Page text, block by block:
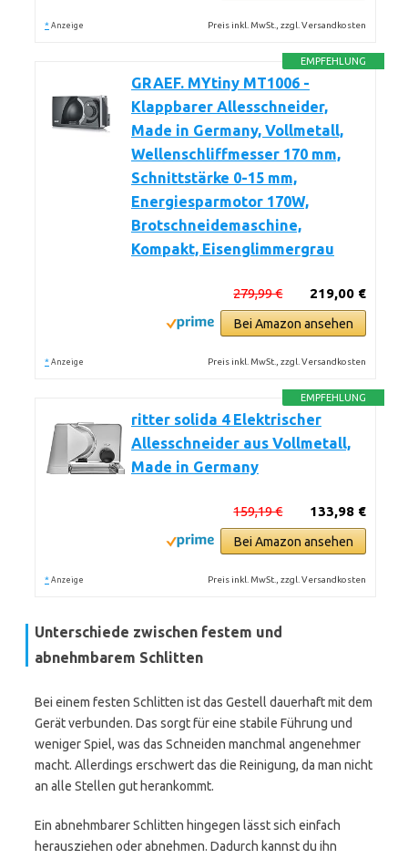
* Anzeige Preis inkl. MwSt., zzgl. Versandkosten
EMPFEHLUNG
GRAEF. MYtiny MT1006 -
Klappbarer Allesschneider,
Made in Germany, Vollmetall,
Wellenschliffmesser 170 mm,
Schnittstärke 0-15 mm,
Energiesparmotor 170W,
Brotschneidemaschine,
Kompakt, Eisenglimmergrau
219,00 €
279,99 €
Bei Amazon ansehen
* Anzeige Preis inkl. MwSt., zzgl. Versandkosten
EMPFEHLUNG
ritter solida 4 Elektrischer
Allesschneider aus Vollmetall,
Made in Germany
133,98 €
159,19 €
Bei Amazon ansehen
* Anzeige Preis inkl. MwSt., zzgl. Versandkosten
Unterschiede zwischen festem und
abnehmbarem Schlitten
Bei einem festen Schlitten ist das Gestell dauerhaft mit dem
Gerät verbunden. Das sorgt für eine stabile Führung und
weniger Spiel, was das Schneiden manchmal angenehmer
macht. Allerdings erschwert das die Reinigung, da man nicht
an alle Stellen gut herankommt.
Ein abnehmbarer Schlitten hingegen lässt sich einfach
herausziehen oder abnehmen. Dadurch kannst du ihn